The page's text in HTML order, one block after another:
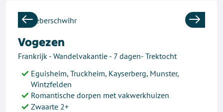
Previous Next
Vogezen
Frankrijk - Wandelvakantie - 7 dagen- Trektocht
Eguisheim, Truckheim, Kayserberg, Munster,
Wintzfelden
Romantische dorpen met vakwerkhuizen
Zwaarte 2+